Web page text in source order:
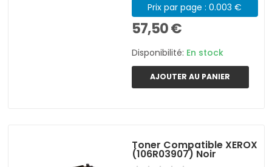
Prix par page : 0.003 €
57,50 €
Disponibilité: En stock
AJOUTER AU PANIER
Toner Compatible XEROX
(106R03907) Noir